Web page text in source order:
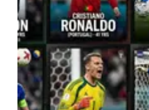
líquido; pero después de
hirviendo, su interior se
café sin embargo era
en agua hirviendo, había